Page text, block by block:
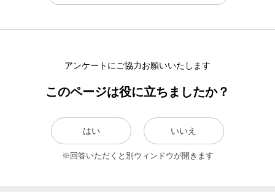
アンケートにご協力お願いいたします
このページは役に立ちましたか？
はい いいえ
※回答いただくと別ウィンドウが開きます